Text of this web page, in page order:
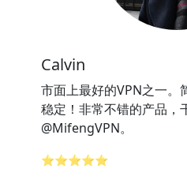
Calvin
市面上最好的VPN之一。
稳定！非常不错的产品，
@MifengVPN。
⭐⭐⭐⭐⭐